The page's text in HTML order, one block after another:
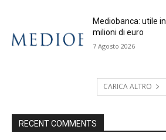
Mediobanca: utile
milioni di euro
7 Agosto 2026
CARICA ALTRO
RECENT COMMENTS